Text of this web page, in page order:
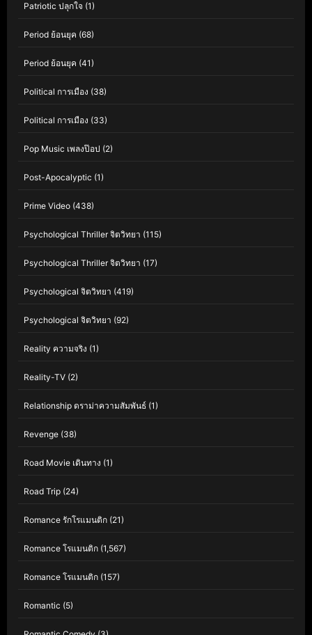
Patriotic ปลุกใจ (1)
Period ย้อนยุค (68)
Period ย้อนยุค (41)
Political การเมือง (38)
Political การเมือง (33)
Pop Music เพลงป๊อป (2)
Post-Apocalyptic (1)
Prime Video (438)
Psychological Thriller จิตวิทยา (115)
Psychological Thriller จิตวิทยา (17)
Psychological จิตวิทยา (419)
Psychological จิตวิทยา (92)
Reality ความจริง (1)
Reality-TV (2)
Relationship ดราม่าความสัมพันธ์ (1)
Revenge (38)
Road Movie เดินทาง (1)
Road Trip (24)
Romance รักโรแมนติก (21)
Romance โรแมนติก (1,567)
Romance โรแมนติก (157)
Romantic (5)